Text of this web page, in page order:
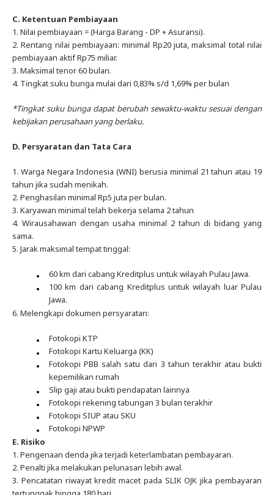
C. Ketentuan Pembiayaan
1. Nilai pembiayaan = (Harga Barang - DP + Asuransi).
2. Rentang nilai pembiayaan: minimal Rp20 juta, maksimal total nilai
pembiayaan aktif Rp75 miliar.
3. Maksimal tenor 60 bulan.
4. Tingkat suku bunga mulai dari 0,83% s/d 1,69% per bulan
*Tingkat suku bunga dapat berubah sewaktu-waktu sesuai dengan
kebijakan perusahaan yang berlaku.
D. Persyaratan dan Tata Cara
1. Warga Negara Indonesia (WNI) berusia minimal 21 tahun atau 19
tahun jika sudah menikah.
2. Penghasilan minimal Rp5 juta per bulan.
3. Karyawan minimal telah bekerja selama 2 tahun
4. Wirausahawan dengan usaha minimal 2 tahun di bidang yang
sama.
5. Jarak maksimal tempat tinggal:
60 km dari cabang Kreditplus untuk wilayah Pulau Jawa.
100 km dari cabang Kreditplus untuk wilayah luar Pulau
Jawa.
6. Melengkapi dokumen persyaratan:
Fotokopi KTP
Fotokopi Kartu Keluarga (KK)
Fotokopi PBB salah satu dari 3 tahun terakhir atau bukti
kepemilikan rumah
Slip gaji atau bukti pendapatan lainnya
Fotokopi rekening tabungan 3 bulan terakhir
Fotokopi SIUP atau SKU
Fotokopi NPWP
E. Risiko
1. Pengenaan denda jika terjadi keterlambatan pembayaran.
2. Penalti jika melakukan pelunasan lebih awal.
3. Pencatatan riwayat kredit macet pada SLIK OJK jika pembayaran